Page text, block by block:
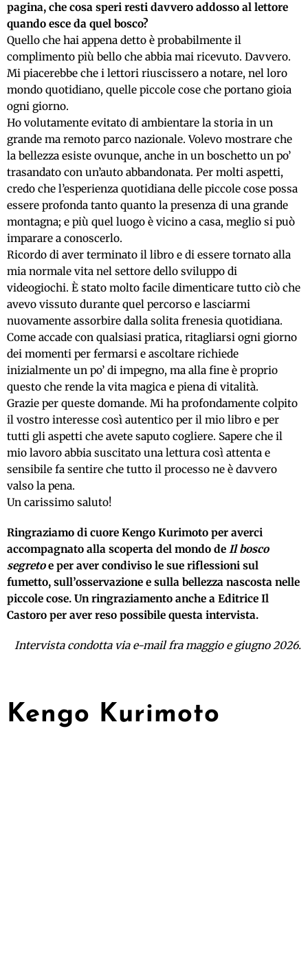
pagina, che cosa speri resti davvero addosso al lettore
quando esce da quel bosco?
Quello che hai appena detto è probabilmente il
complimento più bello che abbia mai ricevuto. Davvero.
Mi piacerebbe che i lettori riuscissero a notare, nel loro
mondo quotidiano, quelle piccole cose che portano gioia
ogni giorno.
Ho volutamente evitato di ambientare la storia in un
grande ma remoto parco nazionale. Volevo mostrare che
la bellezza esiste ovunque, anche in un boschetto un po’
trasandato con un’auto abbandonata. Per molti aspetti,
credo che l’esperienza quotidiana delle piccole cose possa
essere profonda tanto quanto la presenza di una grande
montagna; e più quel luogo è vicino a casa, meglio si può
imparare a conoscerlo.
Ricordo di aver terminato il libro e di essere tornato alla
mia normale vita nel settore dello sviluppo di
videogiochi. È stato molto facile dimenticare tutto ciò che
avevo vissuto durante quel percorso e lasciarmi
nuovamente assorbire dalla solita frenesia quotidiana.
Come accade con qualsiasi pratica, ritagliarsi ogni giorno
dei momenti per fermarsi e ascoltare richiede
inizialmente un po’ di impegno, ma alla fine è proprio
questo che rende la vita magica e piena di vitalità.
Grazie per queste domande. Mi ha profondamente colpito
il vostro interesse così autentico per il mio libro e per
tutti gli aspetti che avete saputo cogliere. Sapere che il
mio lavoro abbia suscitato una lettura così attenta e
sensibile fa sentire che tutto il processo ne è davvero
valso la pena.
Un carissimo saluto!
Ringraziamo di cuore Kengo Kurimoto per averci
accompagnato alla scoperta del mondo de Il bosco
segretoe per aver condiviso le sue riflessioni sul
fumetto, sull’osservazione e sulla bellezza nascosta nelle
piccole cose. Un ringraziamento anche a Editrice Il
Castoro per aver reso possibile questa intervista.
Intervista condotta via e-mail fra maggio e giugno 2026.
Kengo Kurimoto